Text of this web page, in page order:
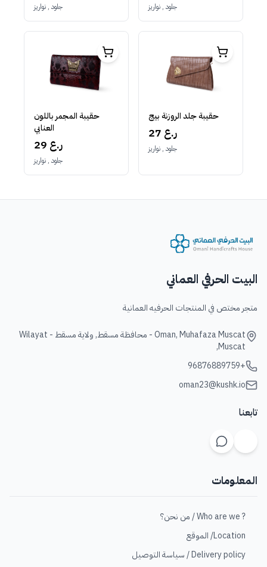
جلود , نواريز جلود , نواريز
حقيبة المجمر باللون
العنابي
29 ر.ع
جلود , نواريز
حقيبة جلد الروزنة بيج
27 ر.ع
جلود , نواريز
البيت الحرفي العماني
متجر مختص في المنتجات الحرفيه العمانية
Oman, Muhafaza Muscat - محافظة مسقط, ولاية مسقط - Wilayat
Muscat,
+96876889759
oman23@kushk.io
تابعنا
المعلومات
? Who are we / من نحن؟
Location/ الموقع
Delivery policy / سياسة التوصيل